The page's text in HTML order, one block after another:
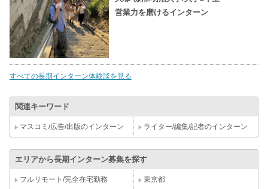
営業力を磨けるインターン
すべての長期インターン体験談を見る
関連キーワード
マスコミ/広告/出版のインターン ライター/編集/記者のインターン
エリアから長期インターン募集を探す
フルリモート/完全在宅勤務 東京都